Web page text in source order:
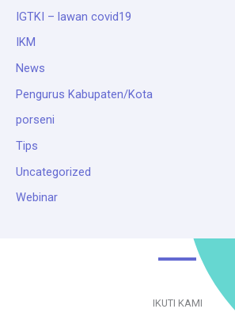
IGTKI – lawan covid19
IKM
News
Pengurus Kabupaten/Kota
porseni
Tips
Uncategorized
Webinar
IKUTI KAMI